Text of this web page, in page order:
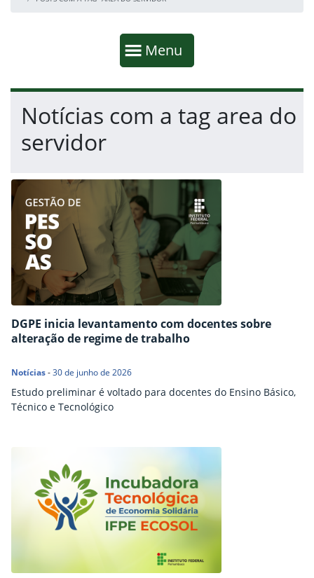
Mostrar
Menu
Fim da navegação
Início do conteúdo
Notícias com a tag area do
servidor
DGPE inicia levantamento com docentes sobre
alteração de regime de trabalho
Notícias-30 de junho de 2026
Estudo preliminar é voltado para docentes do Ensino Básico,
Técnico e Tecnológico